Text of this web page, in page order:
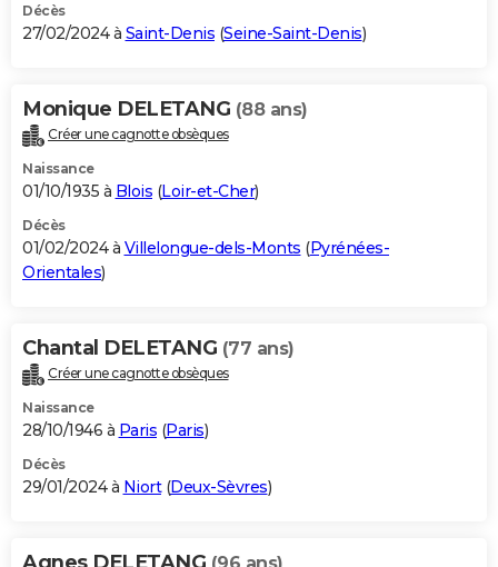
Décès
27/02/2024 à Saint-Denis (Seine-Saint-Denis)
Monique DELETANG (88 ans)
Créer une cagnotte obsèques
Naissance
01/10/1935 à Blois (Loir-et-Cher)
Décès
01/02/2024 à Villelongue-dels-Monts (Pyrénées-
Orientales)
Chantal DELETANG (77 ans)
Créer une cagnotte obsèques
Naissance
28/10/1946 à Paris (Paris)
Décès
29/01/2024 à Niort(Deux-Sèvres)